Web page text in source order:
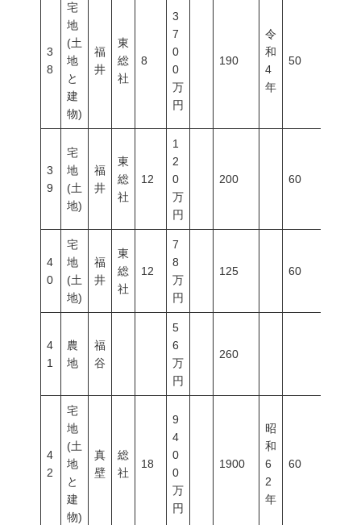
3
8
宅
地
(土
地
と
建
物)
福
井
東
総
社
8
3
7
0
0
万
円
190
令
和
4
年
50
3
9
宅
地
(土
地)
福
井
東
総
社
12
1
2
0
万
円
200 60
4
0
宅
地
(土
地)
福
井
東
総
社
12
7
8
万
円
125 60
4
1
農
地
福
谷
5
6
万
円
260
4
2
宅
地
(土
地
と
建
物)
真
壁
総
社
18
9
4
0
0
万
円
1900
昭
和
6
2
年
60